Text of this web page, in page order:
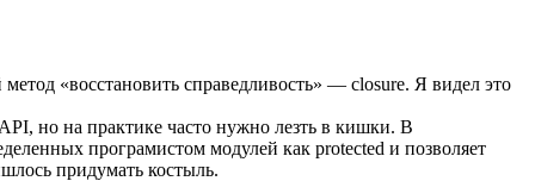
«восстановить справедливость» — closure. Я видел это
но на практике часто нужно лезть в кишки. В
програмистом модулей как protected и позволяет
придумать костыль.